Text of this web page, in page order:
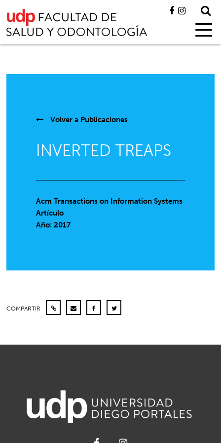
Volver a Publicaciones
INVERTED TREAPS
Acm Transactions on Information Systems
Artículo
Año: 2017
COMPARTIR